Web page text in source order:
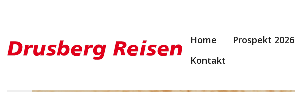
Home Prospekt 2026
Kontakt